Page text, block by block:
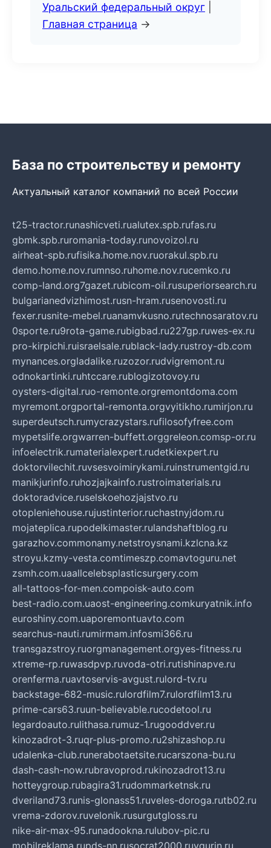
Уральский федеральный округ
Главная страница →
База по строительству и ремонту
Актуальный каталог компаний по всей России
t25-tractor.runashicveti.rualutex.spb.rufas.ru
gbmk.spb.ruromania-today.runovoizol.ru
airheat-spb.rufisika.home.nov.ruorakul.spb.ru
demo.home.nov.rumnso.ruhome.nov.rucemko.ru
comp-land.org7gazet.rubicom-oil.rusuperiorsearch.ru
bulgarianedvizhimost.rusn-hram.rusenovosti.ru
fexer.rusnite-mebel.ruanamvkusno.rutechnosaratov.ru
0sporte.ru9rota-game.rubigbad.ru227gp.ruwes-ex.ru
pro-kirpichi.ruisraelsale.rublack-lady.rustroy-db.com
mynances.orgladalike.ruzozor.rudvigremont.ru
odnokartinki.ruhtccare.rublogizotovoy.ru
oysters-digital.ruo-remonte.orgremontdoma.com
myremont.orgportal-remonta.orgvyitikho.rumirjon.ru
superdeutsch.rumycrazystars.rufilosofyfree.com
mypetslife.orgwarren-buffett.orggreleon.comsp-or.ru
infoelectrik.rumaterialexpert.rudetkiexpert.ru
doktorvilechit.ruvsesvoimirykami.ruinstrumentgid.ru
manikjurinfo.ruhozjajkainfo.rustroimaterials.ru
doktoradvice.ruselskoehozjajstvo.ru
otopleniehouse.rujustinterior.ruchastnyjdom.ru
mojateplica.rupodelkimaster.rulandshaftblog.ru
garazhov.commonamy.netstroysnami.kzlcna.kz
stroyu.kzmy-vesta.comtimeszp.comavtoguru.net
zsmh.com.uaallcelebsplasticsurgery.com
all-tattoos-for-men.compoisk-auto.com
best-radio.com.uaost-engineering.comkuryatnik.info
euroshiny.com.uaporemontuavto.com
searchus-nauti.rumirmam.infosmi366.ru
transgazstroy.ruorgmanagement.orgyes-fitness.ru
xtreme-rp.ruwasdpvp.ruvoda-otri.rutishinapve.ru
orenferma.ruavtoservis-avgust.rulord-tv.ru
backstage-682-music.rulordfilm7.rulordfilm13.ru
prime-cars63.ruun-believable.rucodetool.ru
legardoauto.rulithasa.rumuz-1.rugooddver.ru
kinozadrot-3.ruqr-plus-promo.ru2shizashop.ru
udalenka-club.runerabotaetsite.rucarszona-bu.ru
dash-cash-now.rubravoprod.rukinozadrot13.ru
hotteygroup.rubagira31.rudommarketnsk.ru
dveriland73.runis-glonass51.ruveles-doroga.rutb02.ru
vrema-zdorov.ruvelonik.rusurgutgloss.ru
nike-air-max-95.runadookna.rulubov-pic.ru
mobilreklama.rupds-nn.rusocrat2000.ruvgurin.ru